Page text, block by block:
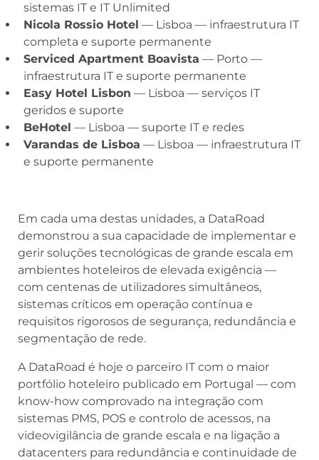
sistemas IT e IT Unlimited
Nicola Rossio Hotel — Lisboa — infraestrutura IT
completa e suporte permanente
Serviced Apartment Boavista — Porto —
infraestrutura IT e suporte permanente
Easy Hotel Lisbon — Lisboa — serviços IT
geridos e suporte
BeHotel — Lisboa — suporte IT e redes
Varandas de Lisboa — Lisboa — infraestrutura IT
e suporte permanente
Em cada uma destas unidades, a DataRoad
demonstrou a sua capacidade de implementar e
gerir soluções tecnológicas de grande escala em
ambientes hoteleiros de elevada exigência —
com centenas de utilizadores simultâneos,
sistemas críticos em operação contínua e
requisitos rigorosos de segurança, redundância e
segmentação de rede.
A DataRoad é hoje o parceiro IT com o maior
portfólio hoteleiro publicado em Portugal — com
know-how comprovado na integração com
sistemas PMS, POS e controlo de acessos, na
videovigilância de grande escala e na ligação a
datacenters para redundância e continuidade de